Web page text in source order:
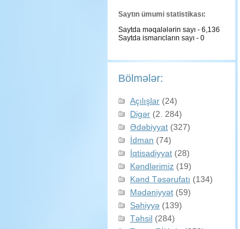
Saytın ümumi statistikası:
Saytda məqalələrin sayı - 6,136
Saytda ismarıcların sayı - 0
Bölmələr:
Açılışlar (24)
Digər (2. 284)
Ədəbiyyat (327)
İdman (74)
İqtisadiyyat (28)
Kəndlərimiz (19)
Kənd Təsərufatı (134)
Mədəniyyət (59)
Səhiyyə (139)
Təhsil (284)